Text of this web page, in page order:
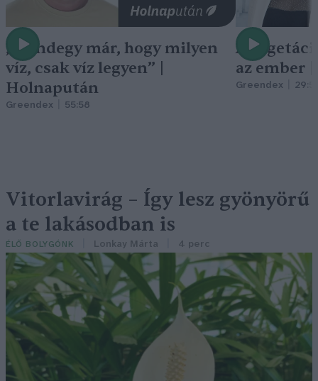
„Mindegy már, hogy milyen
víz, csak víz legyen” |
Holnapután
Greendex 55:58
A
az ember
Greendex
Vitorlavirág – Így lesz gyönyörű
a te lakásodban is
ÉLŐ BOLYGÓNK Lonkay Márta 4 perc